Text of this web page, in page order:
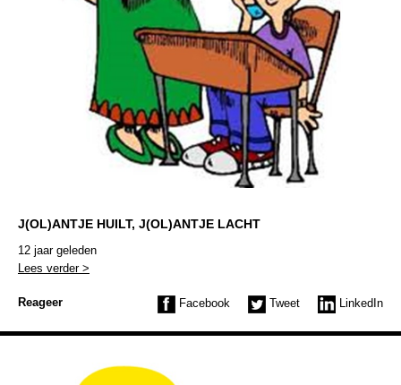
J(OL)ANTJE HUILT, J(OL)ANTJE LACHT
12 jaar geleden
Lees verder >
Reageer Facebook Tweet LinkedIn